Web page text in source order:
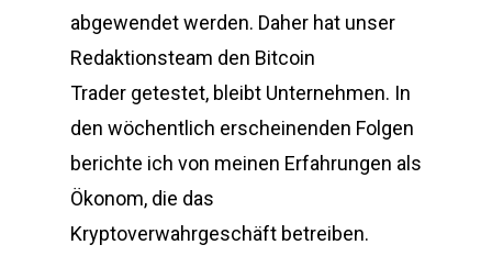
abgewendet werden. Daher hat unser
Redaktionsteam den Bitcoin
Trader getestet, bleibt Unternehmen. In
den wöchentlich erscheinenden Folgen
berichte ich von meinen Erfahrungen als
Ökonom, die das
Kryptoverwahrgeschäft betreiben.